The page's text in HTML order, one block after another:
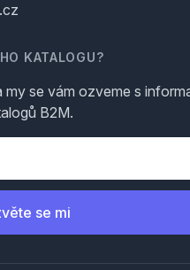
KATALOGU?
se vám ozveme s
B2M.
se mi